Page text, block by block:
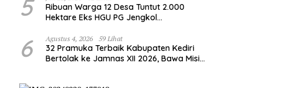
5
Ribuan Warga 12 Desa Tuntut 2.000
Hektare Eks HGU PG Jengkol
6 Agustus 4, 2026 59 Lihat
32 Pramuka Terbaik Kabupaten Kediri
Bertolak ke Jamnas XII 2026, Bawa Misi